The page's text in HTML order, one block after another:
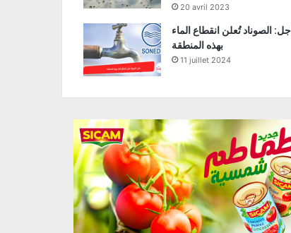
20 avril 2023
الصوناد تُعلن انقطاع الماء
بهذه المنطقة
11 juillet 2024